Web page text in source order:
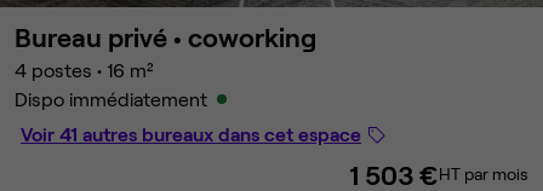
Bureau privé • coworking
4 postes • 16 m²
Dispo immédiatement
Voir 41 autres bureaux dans cet espace
1 503 €HT par mois